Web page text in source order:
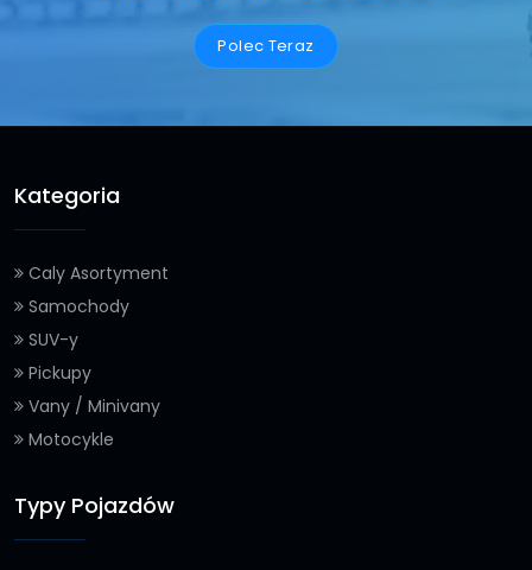
Polec Teraz
Kategoria
Caly Asortyment
Samochody
SUV-y
Pickupy
Vany / Minivany
Motocykle
Typy Pojazdów